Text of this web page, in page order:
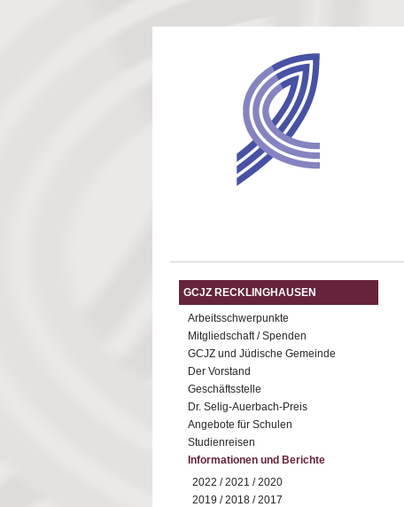
GCJZ RECKLINGHAUSEN
Arbeitsschwerpunkte
Mitgliedschaft / Spenden
GCJZ und Jüdische Gemeinde
Der Vorstand
Geschäftsstelle
Dr. Selig-Auerbach-Preis
Angebote für Schulen
Studienreisen
Informationen und Berichte
2022 / 2021 / 2020
2019 / 2018 / 2017